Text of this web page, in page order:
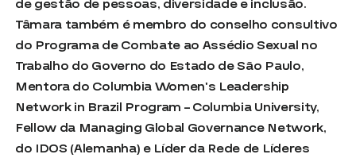
de gestão de pessoas, diversidade e inclusão.
Tâmara também é membro do conselho consultivo
do Programa de Combate ao Assédio Sexual no
Trabalho do Governo do Estado de São Paulo,
Mentora do Columbia Women’s Leadership
Network in Brazil Program – Columbia University,
Fellow da Managing Global Governance Network,
do IDOS (Alemanha) e Líder da Rede de Líderes